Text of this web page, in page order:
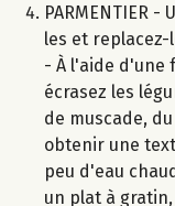
PARMENTIER
les et
- À l'aide d'une
écrasez les
de muscade,
obtenir une
peu d'eau
un plat à